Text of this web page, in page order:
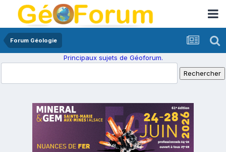
Forum Géologie
Principaux sujets de Géoforum.